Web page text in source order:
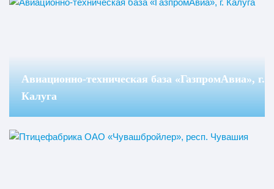
Авиационно-техническая база «ГазпромАвиа», г.
Калуга